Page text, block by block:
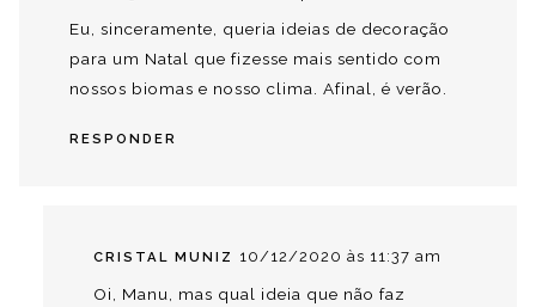
Eu, sinceramente, queria ideias de decoração
para um Natal que fizesse mais sentido com
nossos biomas e nosso clima. Afinal, é verão.
RESPONDER
CRISTAL MUNIZ 10/12/2020 às 11:37 am
Oi, Manu, mas qual ideia que não faz